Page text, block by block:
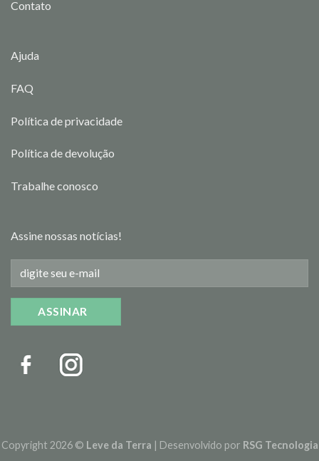
Contato
Ajuda
FAQ
Política de privacidade
Política de devolução
Trabalhe conosco
Assine nossas notícias!
Copyright 2026 © Leve da Terra | Desenvolvido por RSG Tecnologia